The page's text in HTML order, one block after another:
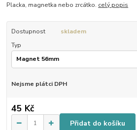
Placka, magnetka nebo zrcátko. celý popis
Dostupnost
skladem
Typ
Nejsme plátci DPH
45 Kč
Přidat do košíku